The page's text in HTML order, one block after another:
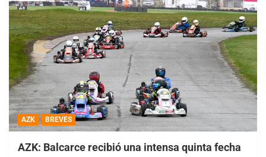
AZK BREVES
AZK: Balcarce recibió una intensa quinta fecha